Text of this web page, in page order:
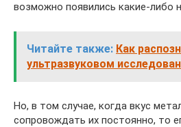
возможно появились какие-либо
Читайте также: Как
ультразвуковом
Но, в том случае, когда вкус
сопровождать их постоянно, то